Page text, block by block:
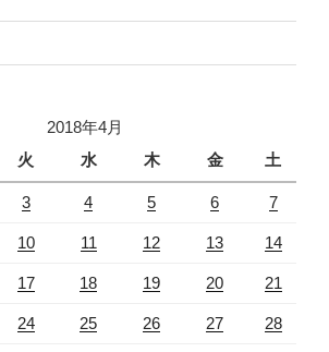
2018年4月
火 水 木 金 土
3 4 5 6 7
10 11 12 13 14
17 18 19 20 21
24 25 26 27 28